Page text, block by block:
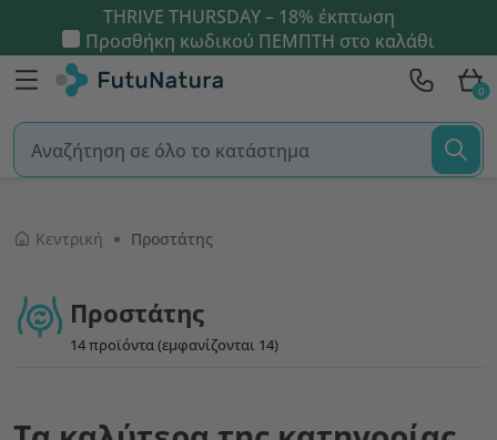
THRIVE THURSDAY – 18% έκπτωση
Προσθήκη κωδικού ΠΕΜΠΤΗ στο καλάθι
0
Κεντρική Προστάτης
Προστάτης
14 προϊόντα (εμφανίζονται 14)